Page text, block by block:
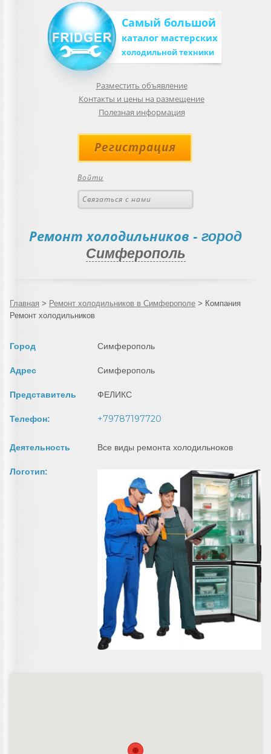
Самый большой
каталог мастерских
холодильной техники
Разместить объявление
Контакты и цены на размещение
Полезная информация
Регистрация
Войти
Связаться с нами
Ремонт холодильников - город
Симферополь
Главная > Ремонт холодильников в Симферополе > Компания
Ремонт холодильников
Город Симферополь
Адрес Симферополь
Представитель ФЕЛИКС
Телефон: +79787197720
Деятельность Все виды ремонта холодильноков
Логотип: